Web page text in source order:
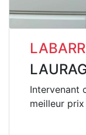
Intervenant
meilleur